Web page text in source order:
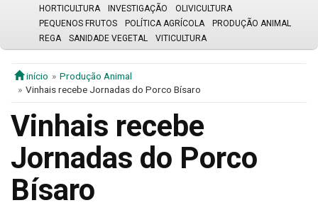
HORTICULTURA
INVESTIGAÇÃO
OLIVICULTURA
PEQUENOS FRUTOS
POLÍTICA AGRÍCOLA
PRODUÇÃO ANIMAL
REGA
SANIDADE VEGETAL VITICULTURA
início
Produção Animal
Vinhais recebe Jornadas do Porco Bísaro
Vinhais recebe
Jornadas do Porco
Bísaro